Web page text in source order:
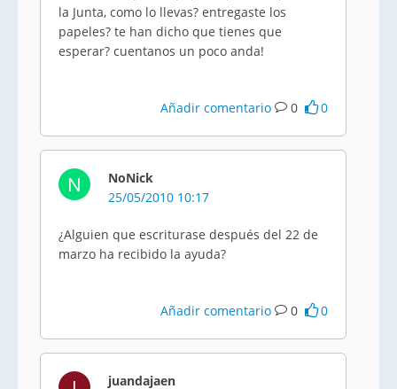
la Junta, como lo llevas? entregaste los
papeles? te han dicho que tienes que
esperar? cuentanos un poco anda!
Añadir comentario 0 0
N
NoNick
25/05/2010 10:17
¿Alguien que escriturase después del 22 de
marzo ha recibido la ayuda?
Añadir comentario 0 0
juandajaen